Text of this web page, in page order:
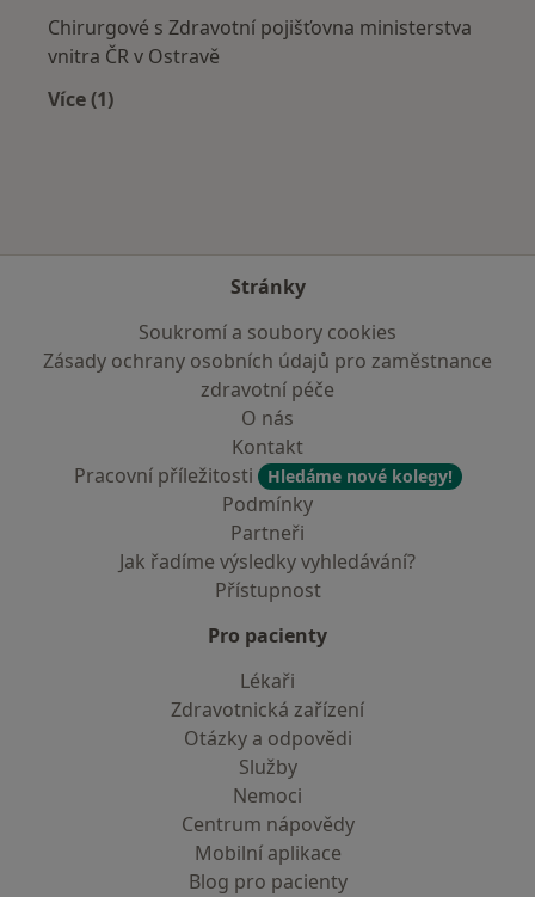
Chirurgové s Zdravotní pojišťovna ministerstva
vnitra ČR v Ostravě
Více (1)
Stránky
Soukromí a soubory cookies
Zásady ochrany osobních údajů pro zaměstnance
zdravotní péče
O nás
Kontakt
Pracovní příležitosti
Hledáme nové kolegy!
Podmínky
Partneři
Jak řadíme výsledky vyhledávání?
Přístupnost
Pro pacienty
Lékaři
Zdravotnická zařízení
Otázky a odpovědi
Služby
Nemoci
Centrum nápovědy
Mobilní aplikace
Blog pro pacienty